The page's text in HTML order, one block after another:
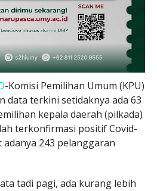
-Komisi Pemilihan Umum (KPU)
data terkini setidaknya ada 63
kepala daerah (pilkada)
terkonfirmasi positif Covid-
adanya 243 pelanggaran
tadi pagi, ada kurang lebih